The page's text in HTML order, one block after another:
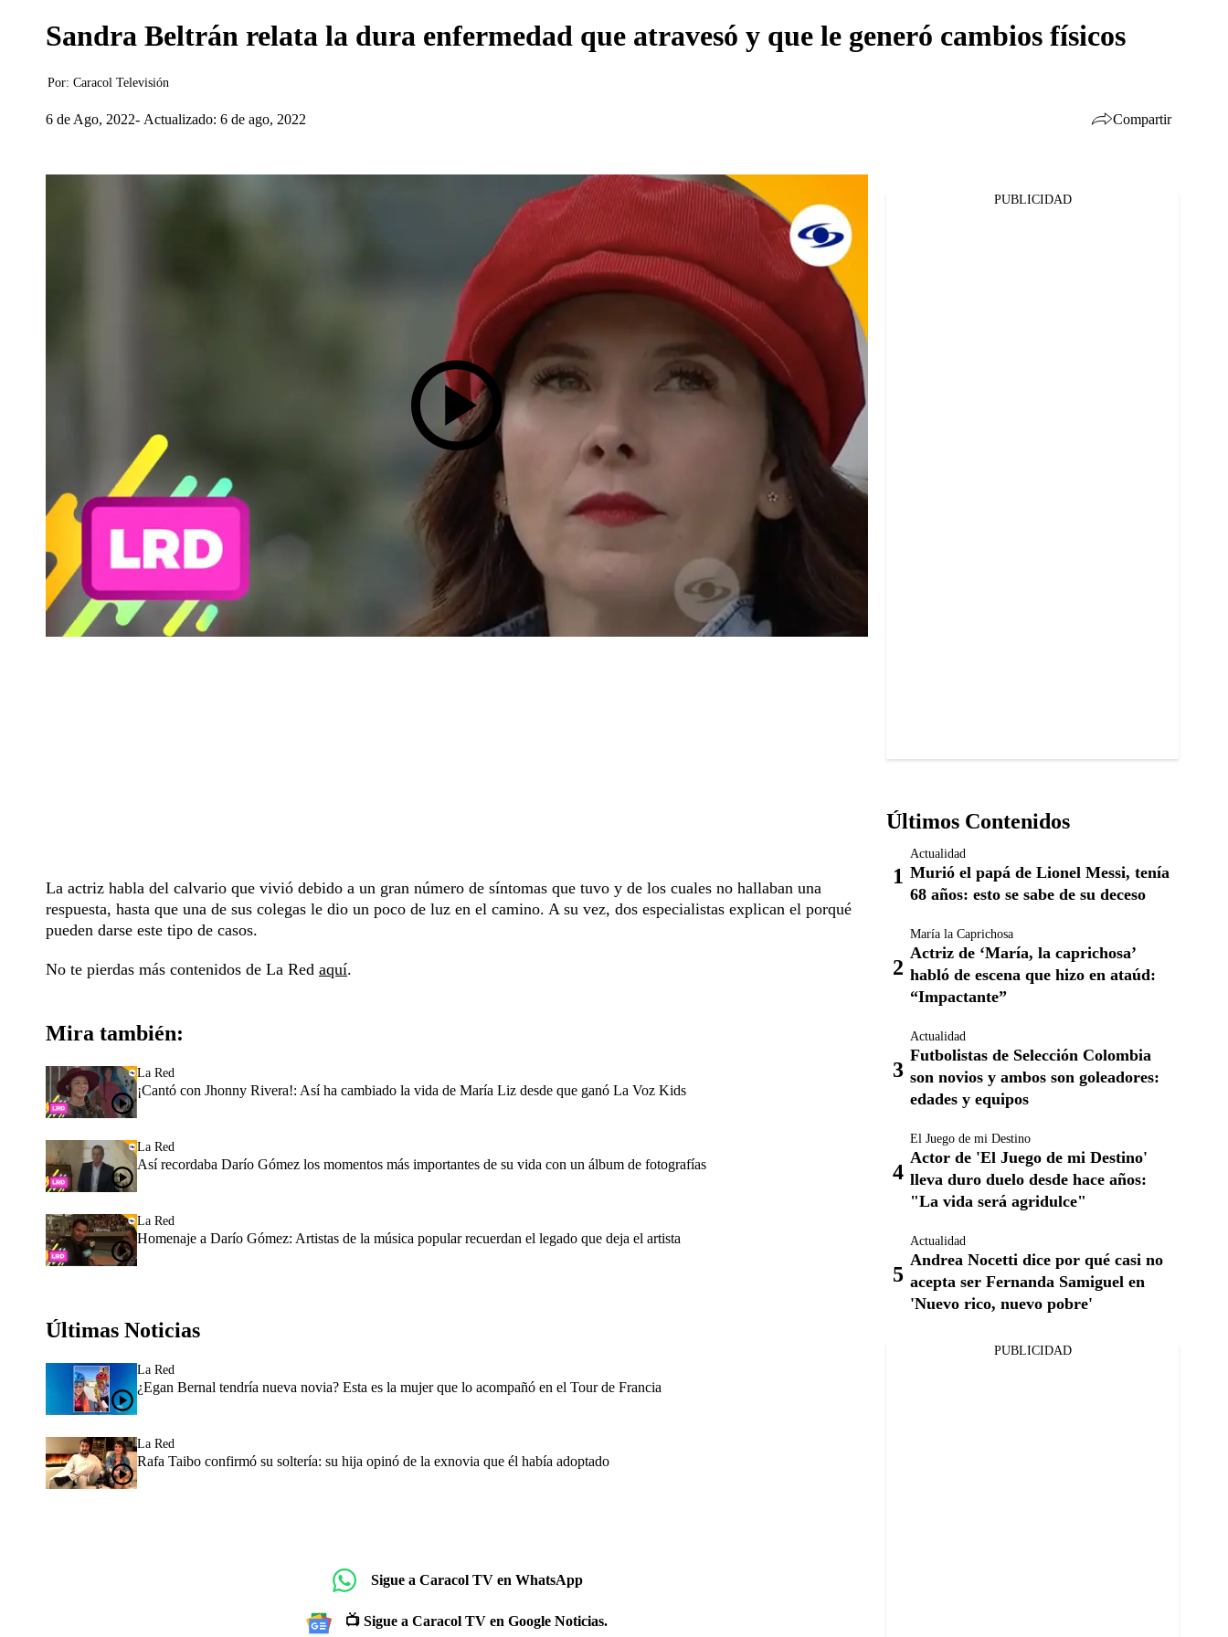
Sandra Beltrán relata la dura enfermedad que atravesó y que le generó cambios físicos
Por: Caracol Televisión
6 de Ago, 2022 Actualizado: 6 de ago, 2022 Compartir
La actriz habla del calvario que vivió debido a un gran número de síntomas que tuvo y de los cuales no hallaban una
respuesta, hasta que una de sus colegas le dio un poco de luz en el camino. A su vez, dos especialistas explican el porqué
pueden darse este tipo de casos.
No te pierdas más contenidos de La Red aquí.
Mira también:
La Red
¡Cantó con Jhonny Rivera!: Así ha cambiado la vida de María Liz desde que ganó La Voz Kids
La Red
Así recordaba Darío Gómez los momentos más importantes de su vida con un álbum de fotografías
La Red
Homenaje a Darío Gómez: Artistas de la música popular recuerdan el legado que deja el artista
Últimas Noticias
La Red
¿Egan Bernal tendría nueva novia? Esta es la mujer que lo acompañó en el Tour de Francia
La Red
Rafa Taibo confirmó su soltería: su hija opinó de la exnovia que él había adoptado
Sigue a Caracol TV en WhatsApp
📺 Sigue a Caracol TV en Google Noticias.
PUBLICIDAD
Últimos Contenidos
Actualidad
Murió el papá de Lionel Messi, tenía
68 años: esto se sabe de su deceso
María la Caprichosa
Actriz de ‘María, la caprichosa’
habló de escena que hizo en ataúd:
“Impactante”
Actualidad
Futbolistas de Selección Colombia
son novios y ambos son goleadores:
edades y equipos
El Juego de mi Destino
Actor de 'El Juego de mi Destino'
lleva duro duelo desde hace años:
"La vida será agridulce"
Actualidad
Andrea Nocetti dice por qué casi no
acepta ser Fernanda Samiguel en
'Nuevo rico, nuevo pobre'
PUBLICIDAD